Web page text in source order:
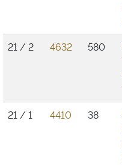
21 / 2 4632 580
21 / 1 4410 38